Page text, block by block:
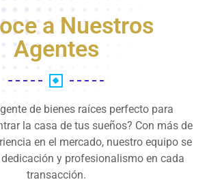
a Nuestros
Agentes
de bienes raíces perfecto para
la casa de tus sueños? Con más de
en el mercado, nuestro equipo se
y profesionalismo en cada
transacción.